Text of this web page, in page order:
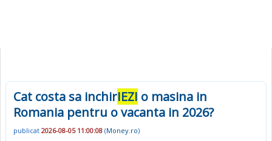
Cat costa sa inchirIEZI o masina in
Romania pentru o vacanta in 2026?
publicat 2026-08-05 11:00:08 (Money.ro)